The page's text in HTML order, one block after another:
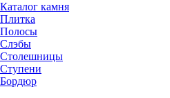
Каталог камня
Плитка
Полосы
Слэбы
Столешницы
Ступени
Бордюр